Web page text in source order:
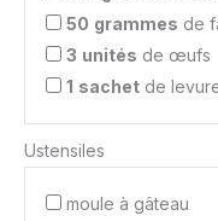
50 grammes de
3 unités de œufs
1 sachet de
Ustensiles
moule à gâteau